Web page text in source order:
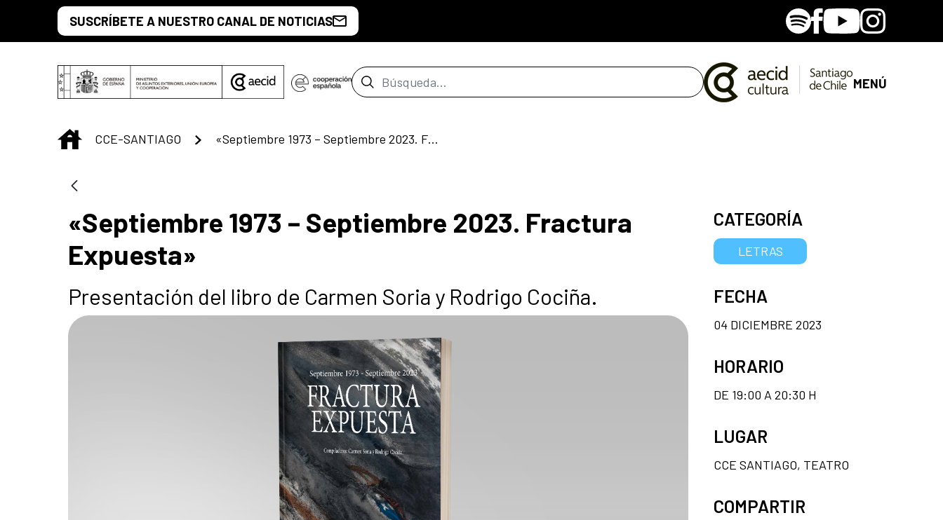
Saltar al contenido principal
SUSCRÍBETE A NUESTRO CANAL DE NOTICIAS SpotifyFacebook
YoutubeInstagram
Barra de búsqueda MENÚ
INICIO
CCE-SANTIAGO «Septiembre 1973 – Septiembre 2023. Fractura Expuesta»
«Septiembre 1973 – Septiembre 2023. Fractura
Expuesta»
Presentación del libro de Carmen Soria y Rodrigo Cociña.
CATEGORÍA
LETRAS
FECHA
04 DICIEMBRE 2023
HORARIO
DE 19:00 A 20:30 H
LUGAR
CCE SANTIAGO, TEATRO
COMPARTIR